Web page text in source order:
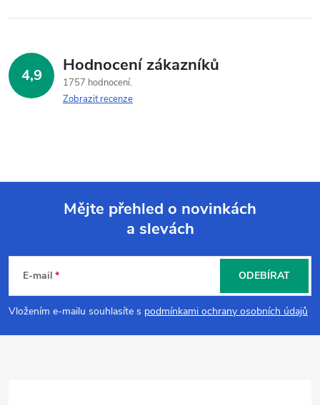
4,9 Hodnocení zákazníků
1757 hodnocení
Zobrazit recenze
p
a
Mějte přehled o novinkách
a slevách
E-mail
Vložením e-mailu souhlasíte s podmínkami ochrany osobních údajů
ODEBÍRAT